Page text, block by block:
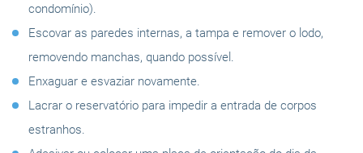
condomínio).
Escovar as paredes internas, a tampa e remover o lodo,
removendo manchas, quando possível.
Enxaguar e esvaziar novamente.
Lacrar o reservatório para impedir a entrada de corpos
estranhos.